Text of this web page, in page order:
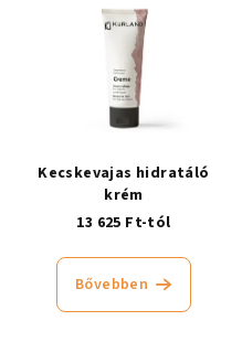
Kecskevajas hidratáló
krém
13 625 Ft-tól
Bővebben